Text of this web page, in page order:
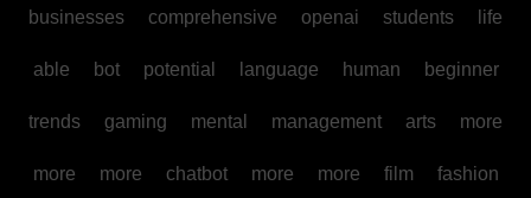
businesses comprehensive openai students life
able bot potential language human beginner
trends gaming mental management arts more
more more chatbot more more film fashion